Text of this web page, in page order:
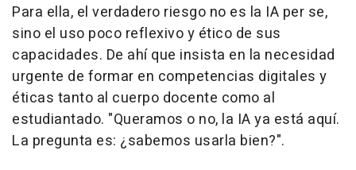
Para ella, el verdadero riesgo no es la IA per se,
sino el uso poco reflexivo y ético de sus
capacidades. De ahí que insista en la necesidad
urgente de formar en competencias digitales y
éticas tanto al cuerpo docente como al
estudiantado. "Queramos o no, la IA ya está aquí.
La pregunta es: ¿sabemos usarla bien?".